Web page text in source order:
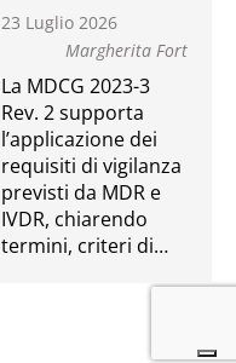
23 Luglio 2026
Margherita Fort
La MDCG 2023-3
Rev. 2 supporta
l’applicazione dei
requisiti di vigilanza
previsti da MDR e
IVDR, chiarendo
termini, criteri di…